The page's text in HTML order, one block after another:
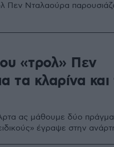
Πεν Νταλαούρα
«τρολ» Πεν
τα κλαρίνα και
ας μάθουμε δύο
έγραψε στην